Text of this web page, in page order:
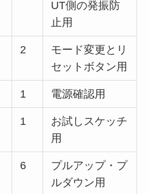
UT側の発振防
止用
2
モード変更とリ
セットボタン用
1 電源確認用
1
お試しスケッチ
用
6
プルアップ・プ
ルダウン用